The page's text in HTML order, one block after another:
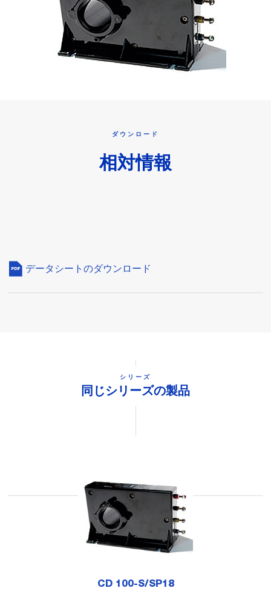
ダウンロード
相対情報
データシートのダウンロード
シリーズ
同じシリーズの製品
CD 100-S/SP18